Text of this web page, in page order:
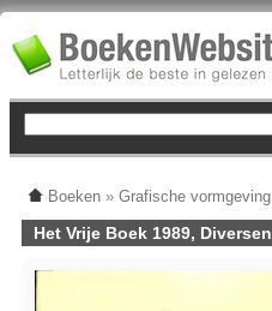
Boeken » Grafische vormgeving
Het Vrije Boek 1989, Diversen